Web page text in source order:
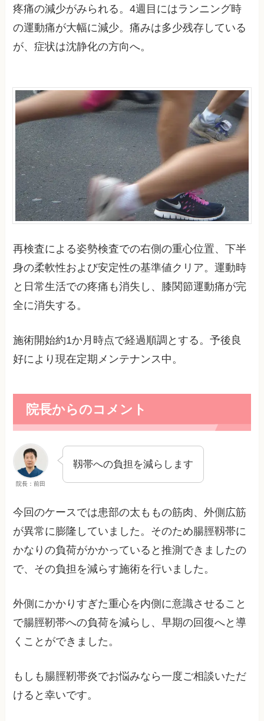
疼痛の減少がみられる。4週目にはランニング時
の運動痛が大幅に減少。痛みは多少残存している
が、症状は沈静化の方向へ。
再検査による姿勢検査での右側の重心位置、下半
身の柔軟性および安定性の基準値クリア。運動時
と日常生活での疼痛も消失し、膝関節運動痛が完
全に消失する。
施術開始約1か月時点で経過順調とする。予後良
好により現在定期メンテナンス中。
院長からのコメント
院長：前田
靱帯への負担を減らします
今回のケースでは患部の太ももの筋肉、外側広筋
が異常に膨隆していました。そのため腸脛靱帯に
かなりの負荷がかかっていると推測できましたの
で、その負担を減らす施術を行いました。
外側にかかりすぎた重心を内側に意識させること
で腸脛靭帯への負荷を減らし、早期の回復へと導
くことができました。
もしも腸脛靭帯炎でお悩みなら一度ご相談いただ
けると幸いです。